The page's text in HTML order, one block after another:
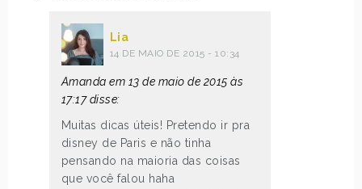
Lia
14 DE MAIO DE 2015 - 10:34
Amanda em 13 de maio de 2015 às
17:17 disse:
Muitas dicas úteis! Pretendo ir pra
disney de Paris e não tinha
pensando na maioria das coisas
que você falou haha